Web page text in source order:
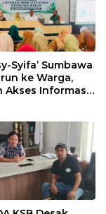
Syifa’ Sumbawa
ke Warga,
Akses Informasi